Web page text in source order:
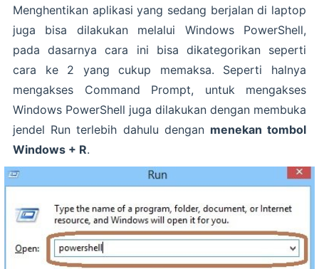
Menghentikan aplikasi yang sedang berjalan di laptop
juga bisa dilakukan melalui Windows PowerShell,
pada dasarnya cara ini bisa dikategorikan seperti
cara ke 2 yang cukup memaksa. Seperti halnya
mengakses Command Prompt, untuk mengakses
Windows PowerShell juga dilakukan dengan membuka
jendel Run terlebih dahulu dengan menekan tombol
Windows + R.